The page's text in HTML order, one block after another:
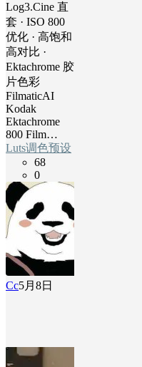
Log3.Cine 直
套 · ISO 800
优化 · 高饱和
高对比 ·
Ektachrome 胶
片色彩
FilmaticAI
Kodak
Ektachrome
800 Film…
Luts调色预设
68
0
Cc5月8日